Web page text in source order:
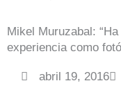
Mikel Muruzabal:
experiencia como
abril 19, 2016